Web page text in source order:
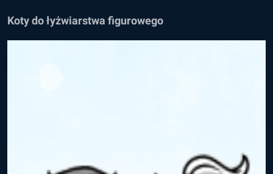
Koty do łyżwiarstwa figurowego